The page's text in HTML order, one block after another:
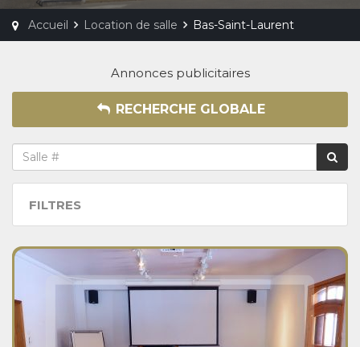
Accueil Location de salle Bas-Saint-Laurent
Annonces publicitaires
RECHERCHE GLOBALE
FILTRES